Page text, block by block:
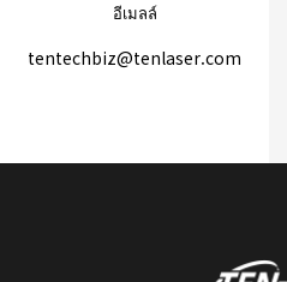
อีเมลล์
tentechbiz@tenlaser.com